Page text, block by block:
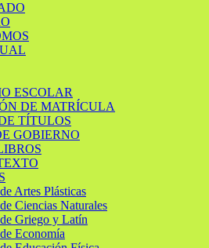
ESCOLAR
DE MATRÍCULA
TÍTULOS
GOBIERNO
Artes Plásticas
Ciencias Naturales
Griego y Latín
Economía